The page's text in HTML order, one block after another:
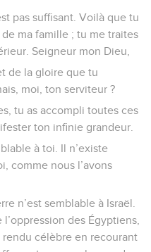
pas suffisant. Voilà que tu
ma famille ; tu me traites
Seigneur mon Dieu,
de la gloire que tu
moi, ton serviteur ?
tu as accompli toutes ces
ton infinie grandeur.
à toi. Il n’existe
comme nous l’avons
n’est semblable à Israël.
des Égyptiens,
rendu célèbre en recourant